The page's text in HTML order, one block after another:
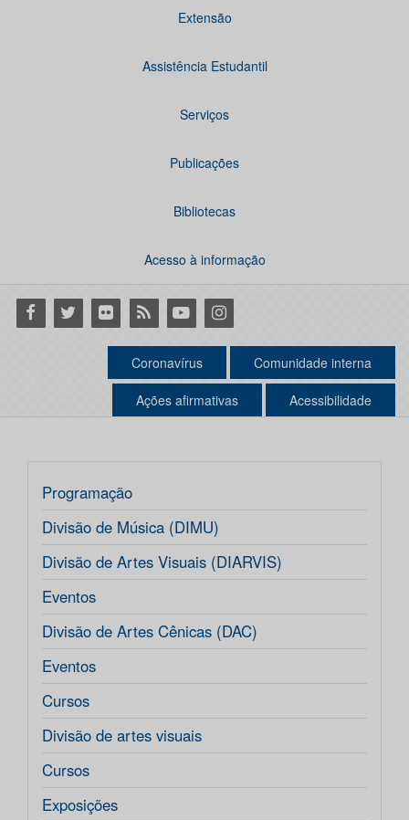
Extensão
Assistência Estudantil
Serviços
Publicações
Bibliotecas
Acesso à informação
Facebook
Twitter Flickr RSS YoutubeInstagram
Coronavírus Comunidade interna
Ações afirmativas Acessibilidade
Programação
Divisão de Música (DIMU)
Divisão de Artes Visuais (DIARVIS)
Eventos
Divisão de Artes Cênicas (DAC)
Eventos
Cursos
Divisão de artes visuais
Cursos
Exposições